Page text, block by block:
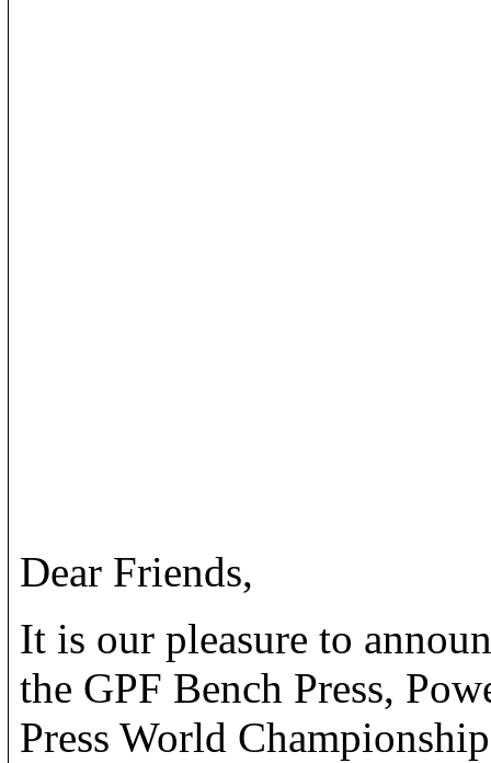
Dear Friends,
It is our pleasure to
the GPF Bench Press,
Press World